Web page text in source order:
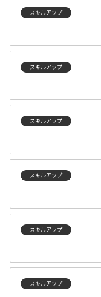
スキルアップ
スキルアップ
スキルアップ
スキルアップ
スキルアップ
スキルアップ